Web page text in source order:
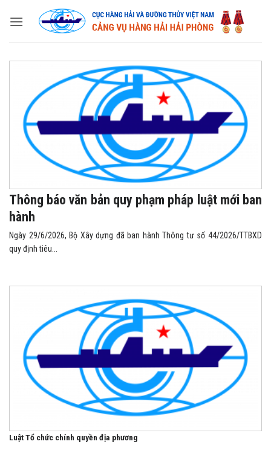
Thông báo văn bản quy phạm pháp luật mới ban
hành
Ngày 29/6/2026, Bộ Xây dựng đã ban hành Thông tư số 44/2026/TTBXD
quy định tiêu...
Luật Tổ chức chính quyền địa phương